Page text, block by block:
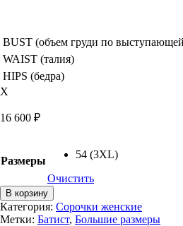
BUST (объем груди по
WAIST (талия)
HIPS (бедра)
X
16 600 ₽
Размеры
54 (3XL)
Очистить
Количество
товара
Сорочка
В корзину
Категория: Сорочки женские
Метки: Батист, Большие размеры